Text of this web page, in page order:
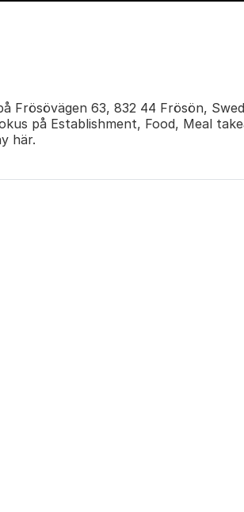
Frösövägen 63, 832 44 Frösön,
på Establishment, Food, Meal
här.